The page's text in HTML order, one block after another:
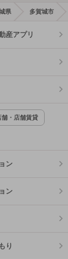
県 多賀城市
産アプリ
舗・店舗賃貸
ン
ン
り